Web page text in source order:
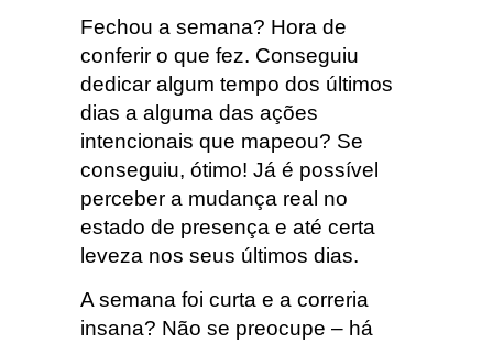
Fechou a semana? Hora de
conferir o que fez. Conseguiu
dedicar algum tempo dos últimos
dias a alguma das ações
intencionais que mapeou? Se
conseguiu, ótimo! Já é possível
perceber a mudança real no
estado de presença e até certa
leveza nos seus últimos dias.
A semana foi curta e a correria
insana? Não se preocupe – há